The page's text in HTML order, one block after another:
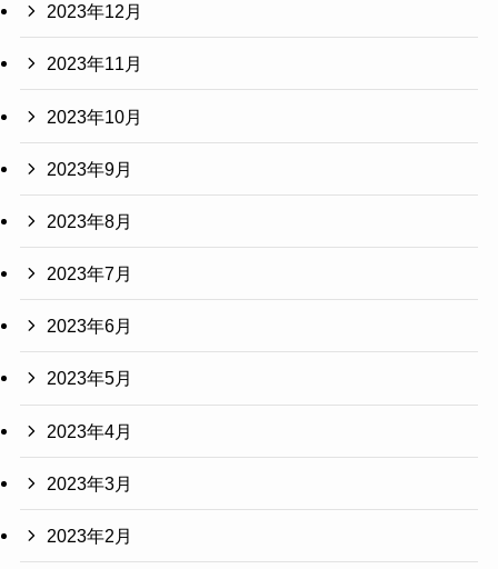
2023年12月
2023年11月
2023年10月
2023年9月
2023年8月
2023年7月
2023年6月
2023年5月
2023年4月
2023年3月
2023年2月